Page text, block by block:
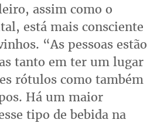
assim como o
está mais consciente
“As pessoas estão
tanto em ter um lugar
rótulos como também
Há um maior
tipo de bebida na